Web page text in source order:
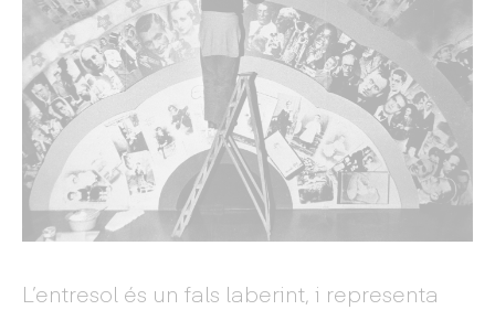
L’entresol és un fals laberint, i representa